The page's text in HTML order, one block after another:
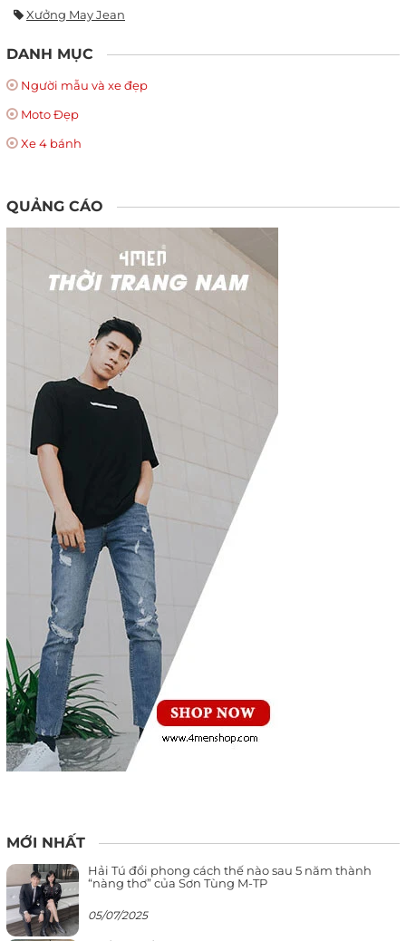
Xưởng May Jean
DANH MỤC
Người mẫu và xe đẹp
Moto Đẹp
Xe 4 bánh
QUẢNG CÁO
MỚI NHẤT
Hải Tú đổi phong cách thế nào sau 5 năm thành
“nàng thơ” của Sơn Tùng M-TP
05/07/2025